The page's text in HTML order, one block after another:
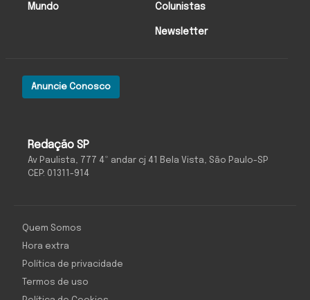
Redação SP
Av Paulista, 777 4º andar cj 41 Bela Vista, São Paulo-SP
CEP: 01311-914
Anuncie Conosco
Mundo Colunistas
Newsletter
Quem Somos
Hora extra
Política de privacidade
Termos de uso